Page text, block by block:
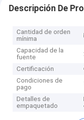
Descripción De
Cantidad de orden
mínima
Capacidad de la
fuente
Certificación
Condiciones de
pago
Detalles de
empaquetado